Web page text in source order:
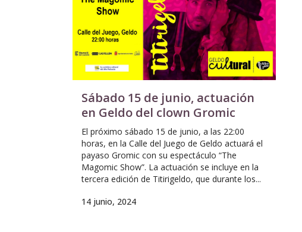
Sábado 15 de junio, actuación
en Geldo del clown Gromic
El próximo sábado 15 de junio, a las 22:00
horas, en la Calle del Juego de Geldo actuará el
payaso Gromic con su espectáculo “The
Magomic Show”. La actuación se incluye en la
tercera edición de Titirigeldo, que durante los...
14 junio, 2024